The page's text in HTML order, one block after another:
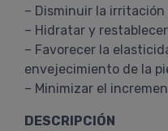
– Disminuir la irritación
– Hidratar y
– Favorecer la
envejecimiento de la
– Minimizar el
DESCRIPCIÓN